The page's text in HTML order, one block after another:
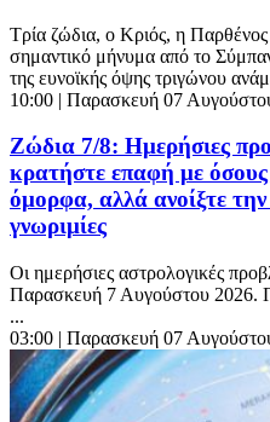
Τρία ζώδια, ο Κριός, η Παρθένος
σημαντικό μήνυμα από το
της ευνοϊκής όψης τριγώνου
10:00 | Παρασκευή 07
Ζώδια 7/8: Ημερήσιες
κρατήστε επαφή με
όμορφα, αλλά ανοίξτε την
γνωριμίες
Οι ημερήσιες αστρολογικές
Παρασκευή 7 Αυγούστου 2026.
...
03:00 | Παρασκευή 07